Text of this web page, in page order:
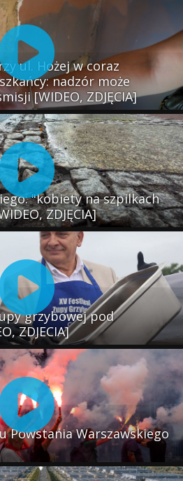
ul. Hożej w coraz
nadzór może
[WIDEO, ZDJĘCIA]
"kobiety na szpilkach
ZDJĘCIA]
grzybowej pod
ZDJECIA]
Powstania Warszawskiego